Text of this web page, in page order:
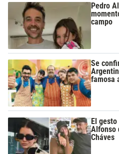
Pedro
campo
Se
famosa
El
Alfonso
Cháves